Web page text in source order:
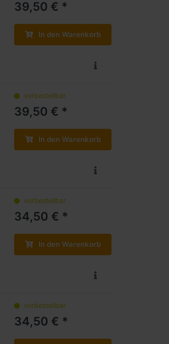
39,50 € *
In den Warenkorb
vorbestellbar
39,50 € *
In den Warenkorb
vorbestellbar
34,50 € *
In den Warenkorb
vorbestellbar
34,50 € *